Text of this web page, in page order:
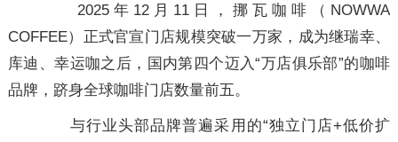
2025年12月11日，挪瓦咖啡（NOWWA
COFFEE）正式官宣门店规模突破一万家，成为继瑞幸、
库迪、幸运咖之后，国内第四个迈入“万店俱乐部”的咖啡
品牌，跻身全球咖啡门店数量前五。
与行业头部品牌普遍采用的“独立门店+低价扩